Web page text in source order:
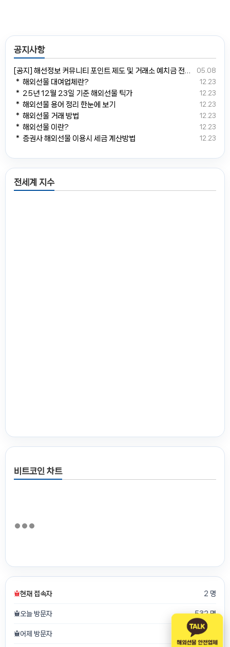
공지사항
05.08
[공지] 해선정보 커뮤니티 포인트 제도 및 거래소 예치금 전환 안내
12.23
＊ 해외선물 대여업체란?
12.23
＊ 25년 12월 23일 기준 해외선물 틱가
12.23
＊ 해외선물 용어 정리 한눈에 보기
12.23
＊ 해외선물 거래 방법
12.23
＊ 해외선물 이란?
12.23
＊ 증권사 해외선물 이용시 세금 계산방법
전세계 지수
비트코인 차트
현재 접속자 2 명
오늘 방문자 532 명
어제 방문자 750 명